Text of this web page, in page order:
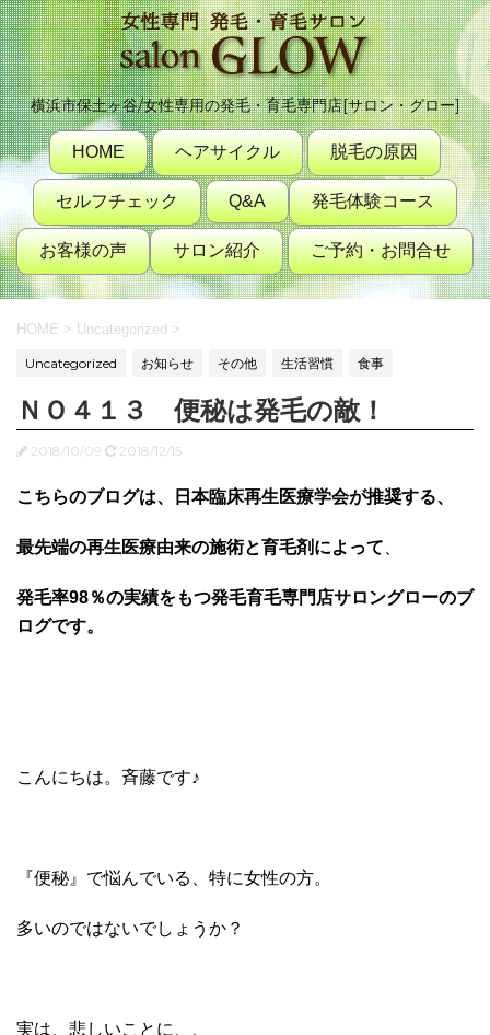
横浜市保土ヶ谷/女性専用の発毛・育毛専門店[サロン・グロー]
HOME ヘアサイクル 脱毛の原因
セルフチェック Q&A 発毛体験コース
お客様の声 サロン紹介 ご予約・お問合せ
HOME > Uncategorized >
Uncategorized お知らせ その他 生活習慣 食事
ＮＯ４１３ 便秘は発毛の敵！
2018/10/09 2018/12/15
こちらのブログは、日本臨床再生医療学会が推奨する、
最先端の再生医療由来の施術と育毛剤によって
発毛率98％の実績をもつ発毛育毛専門店サロングローのブ
ログです。
こんにちは。斉藤です♪
『便秘』で悩んでいる、特に女性の方。
多いのではないでしょうか？
実は、悲しいことに、、